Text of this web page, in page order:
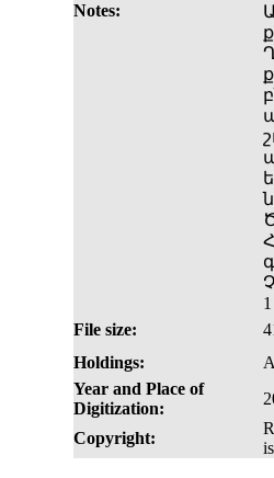
Notes:
File size:
Holdings:
Year and Place of
Digitization:
Copyright: